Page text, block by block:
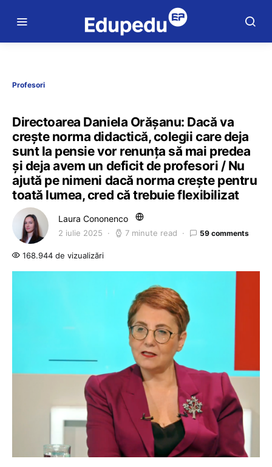
Profesori
Directoarea Daniela Orășanu: Dacă va
crește norma didactică, colegii care deja
sunt la pensie vor renunța să mai predea
și deja avem un deficit de profesori / Nu
ajută pe nimeni dacă norma crește pentru
toată lumea, cred că trebuie flexibilizat
Laura Cononenco
2 iulie 2025 7 minute read 59 comments
168.944 de vizualizări